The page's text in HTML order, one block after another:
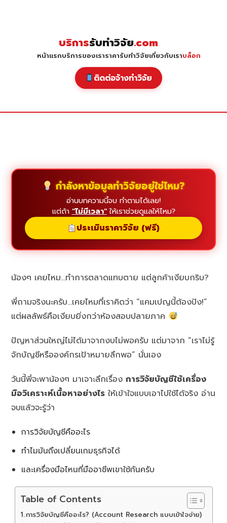
บริการรับทำวิจัย.com
หน้าแรกบริการของเราราคารับทำวิจัยเกี่ยวกับเราบล็อก
ติดต่อจ้างทำวิจัย
กำลังหาข้อมูลทำวิจัยอยู่ใช่ไหม?
อ่านบทความนี้จบ ทำตามได้เลย!
แต่ถ้า "ไม่มีเวลา"ให้เราช่วยดูแลให้ไหม?
ประเมินราคาวิจัย (ฟรี)
น้องๆ เคยไหม…ทำการตลาดแทบตาย แต่ลูกค้าเงียบกริบ?
พี่ถามจริงนะครับ…เคยไหมที่เราคิดว่า “แคมเปญนี้ต้องปัง!”
แต่ผลลัพธ์คือเงียบยิ่งกว่าห้องสอบปลายภาค
ปัญหาส่วนใหญ่ไม่ได้มาจากงบไม่พอครับ แต่มาจาก “เราไม่รู้
จักบัญชีหรือองค์กรเป้าหมายลึกพอ” นั่นเอง
วันนี้พี่จะพาน้องๆ มาเจาะลึกเรื่องการวิจัยบัญชีใช้เครื่อง
มือวิเคราะห์เนื้อหาอย่างไร ให้เข้าใจแบบเอาไปใช้ได้จริง อ่าน
จบแล้วจะรู้ว่า
การวิจัยบัญชีคืออะไร
ทำไมมันถึงเปลี่ยนเกมธุรกิจได้
และเครื่องมือไหนที่มืออาชีพเขาใช้กันครับ
Table of Contents
การวิจัยบัญชีคืออะไร? (Account Research แบบเข้าใจง่าย)